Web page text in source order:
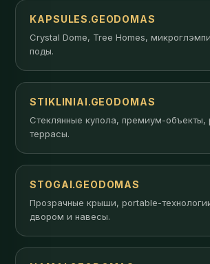
KAPSULES.GEODOMAS
Crystal Dome, Tree Homes,
поды.
STIKLINIAI.GEODOMAS
Стеклянные купола, премиум-объекты,
террасы.
STOGAI.GEODOMAS
Прозрачные крыши, portable-
двором и навесы.